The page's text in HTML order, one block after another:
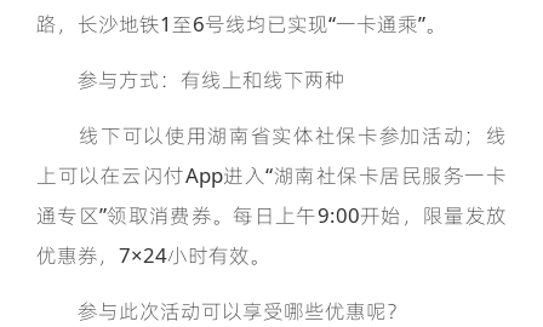
路，长沙地铁1至6号线均已实现“一卡通乘”。
参与方式：有线上和线下两种
线下可以使用湖南省实体社保卡参加活动；线
上可以在云闪付App进入“湖南社保卡居民服务一卡
通专区”领取消费券。每日上午9:00开始，限量发放
优惠券，7×24小时有效。
参与此次活动可以享受哪些优惠呢？